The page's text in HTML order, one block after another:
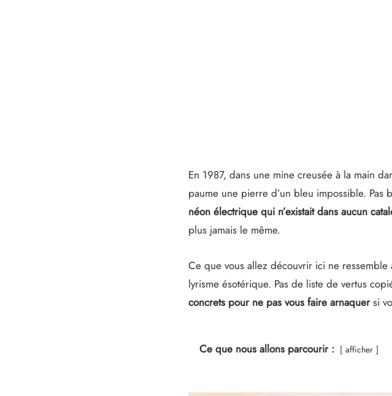
En 1987, dans une mine creusée à la main
paume une pierre d’un bleu impossible. Pas
néon électrique qui n’existait dans aucun
plus jamais le même.
Ce que vous allez découvrir ici ne ressemble
lyrisme ésotérique. Pas de liste de vertus
concrets pour ne pas vous faire arnaquersi
Ce que nous allons parcourir : afficher